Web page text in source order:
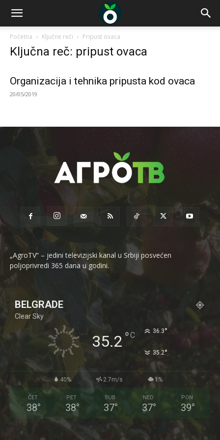
Početna Ključne reči Pripust ovaca
Ključna reč: pripust ovaca
Organizacija i tehnika pripusta kod ovaca
20/05/2019
„AgroTV“ – jedini televizijski kanal u Srbiji posvećen
poljoprivredi 365 dana u godini.
BELGRADE
Clear Sky
35.2 °C 36.3°
35.2°
40% 2.7m/s 1%
ČET
38°
PET
38°
SUB
37°
NED
37°
PON
39°